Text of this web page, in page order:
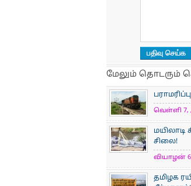
மேலும் தொடரும்
வெள்ளி 7,
சிலை!
வியாழன் 6,
தமிழக